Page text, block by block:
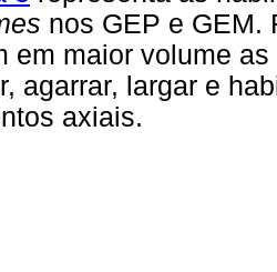
nos GEP e
em maior volume
agarrar, largar e
axiais.